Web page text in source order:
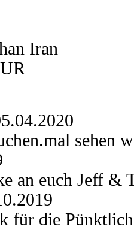
Iran
sehen
an euch Jeff &
für die